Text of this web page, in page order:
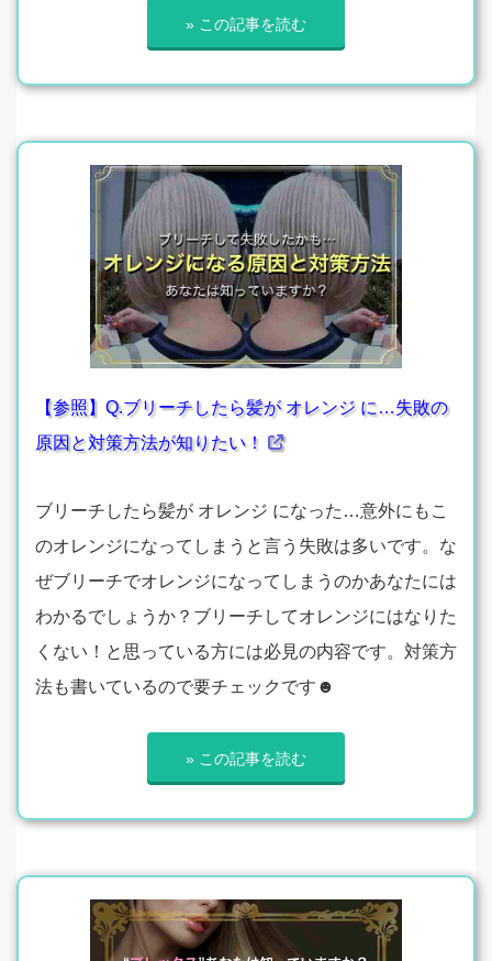
» この記事を読む
【参照】Q.ブリーチしたら髪が オレンジ に…失敗の
原因と対策方法が知りたい！
ブリーチしたら髪が オレンジ になった…意外にもこ
のオレンジになってしまうと言う失敗は多いです。な
ぜブリーチでオレンジになってしまうのかあなたには
わかるでしょうか？ブリーチしてオレンジにはなりた
くない！と思っている方には必見の内容です。対策方
法も書いているので要チェックです☻
» この記事を読む